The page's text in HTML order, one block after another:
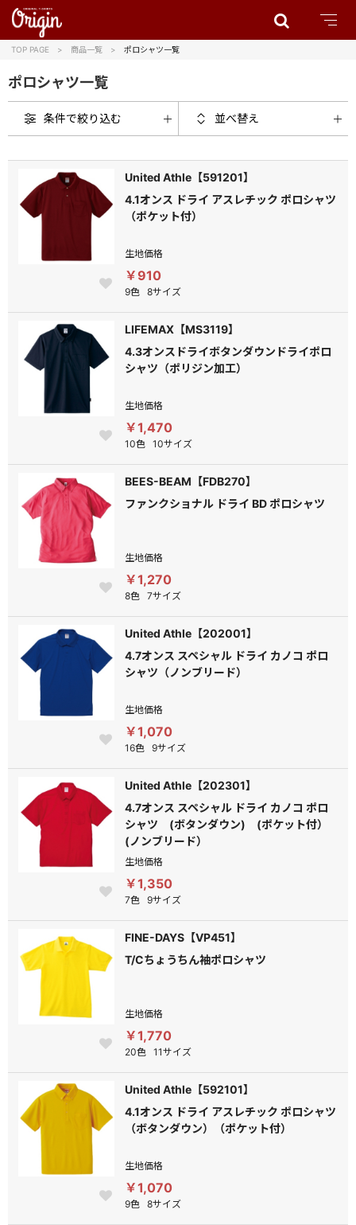
TOP PAGE 商品一覧 ポロシャツ一覧
ポロシャツ一覧
条件で絞り込む 並べ替え
United Athle【591201】
4.1オンス ドライ アスレチック ポロシャツ
（ポケット付）
生地価格
￥910
9色 8サイズ
LIFEMAX【MS3119】
4.3オンスドライボタンダウンドライポロ
シャツ（ポリジン加工）
生地価格
￥1,470
10色 10サイズ
BEES-BEAM【FDB270】
ファンクショナル ドライ BD ポロシャツ
生地価格
￥1,270
8色 7サイズ
United Athle【202001】
4.7オンス スペシャル ドライ カノコ ポロ
シャツ（ノンブリード）
生地価格
￥1,070
16色 9サイズ
United Athle【202301】
4.7オンス スペシャル ドライ カノコ ポロ
シャツ (ボタンダウン) (ポケット付）
(ノンブリード）
生地価格
￥1,350
7色 9サイズ
FINE-DAYS【VP451】
T/Cちょうちん袖ポロシャツ
生地価格
￥1,770
20色 11サイズ
United Athle【592101】
4.1オンス ドライ アスレチック ポロシャツ
（ボタンダウン）（ポケット付）
生地価格
￥1,070
9色 8サイズ